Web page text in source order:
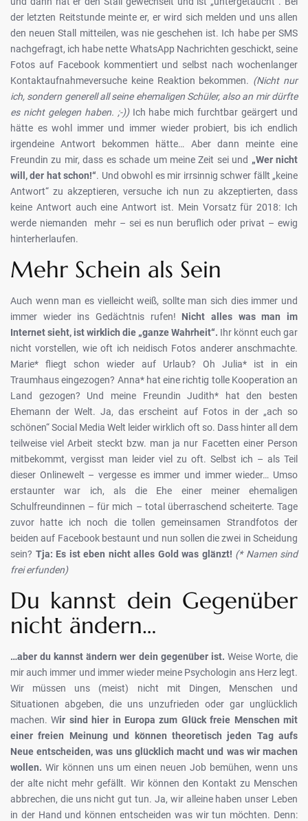
der letzten Reitstunde meinte er, er wird sich melden und uns allen
den neuen Stall mitteilen, was nie geschehen ist. Ich habe per SMS
nachgefragt, ich habe nette WhatsApp Nachrichten geschickt, seine
Fotos auf Facebook kommentiert und selbst nach wochenlanger
Kontaktaufnahmeversuche keine Reaktion bekommen. (Nicht nur
ich, sondern generell all seine ehemaligen Schüler, also an mir dürfte
es nicht gelegen haben. ;-)) Ich habe mich furchtbar geärgert und
hätte es wohl immer und immer wieder probiert, bis ich endlich
irgendeine Antwort bekommen hätte… Aber dann meinte eine
Freundin zu mir, dass es schade um meine Zeit sei und „Wer nicht
will, der hat schon!“. Und obwohl es mir irrsinnig schwer fällt „keine
Antwort“ zu akzeptieren, versuche ich nun zu akzeptierten, dass
keine Antwort auch eine Antwort ist. Mein Vorsatz für 2018: Ich
werde niemanden mehr – sei es nun beruflich oder privat – ewig
hinterherlaufen.
Mehr Schein als Sein
Auch wenn man es vielleicht weiß, sollte man sich dies immer und
immer wieder ins Gedächtnis rufen! Nicht alles was man im
Internet sieht, ist wirklich die „ganze Wahrheit“. Ihr könnt euch gar
nicht vorstellen, wie oft ich neidisch Fotos anderer anschmachte.
Marie* fliegt schon wieder auf Urlaub? Oh Julia* ist in ein
Traumhaus eingezogen? Anna* hat eine richtig tolle Kooperation an
Land gezogen? Und meine Freundin Judith* hat den besten
Ehemann der Welt. Ja, das erscheint auf Fotos in der „ach so
schönen“ Social Media Welt leider wirklich oft so. Dass hinter all dem
teilweise viel Arbeit steckt bzw. man ja nur Facetten einer Person
mitbekommt, vergisst man leider viel zu oft. Selbst ich – als Teil
dieser Onlinewelt – vergesse es immer und immer wieder… Umso
erstaunter war ich, als die Ehe einer meiner ehemaligen
Schulfreundinnen – für mich – total überraschend scheiterte. Tage
zuvor hatte ich noch die tollen gemeinsamen Strandfotos der
beiden auf Facebook bestaunt und nun sollen die zwei in Scheidung
sein? Tja: Es ist eben nicht alles Gold was glänzt! (* Namen sind
frei erfunden)
Du kannst dein Gegenüber
nicht ändern…
…aber du kannst ändern wer dein gegenüber ist. Weise Worte, die
mir auch immer und immer wieder meine Psychologin ans Herz legt.
Wir müssen uns (meist) nicht mit Dingen, Menschen und
Situationen abgeben, die uns unzufrieden oder gar unglücklich
machen. Wir sind hier in Europa zum Glück freie Menschen mit
einer freien Meinung und können theoretisch jeden Tag aufs
Neue entscheiden, was uns glücklich macht und was wir machen
wollen. Wir können uns um einen neuen Job bemühen, wenn uns
der alte nicht mehr gefällt. Wir können den Kontakt zu Menschen
abbrechen, die uns nicht gut tun. Ja, wir alleine haben unser Leben
in der Hand und können entscheiden was wir tun möchten. Denn: